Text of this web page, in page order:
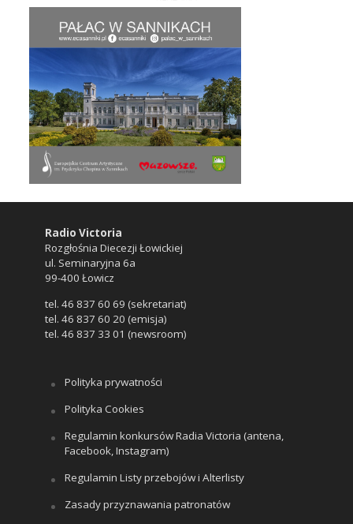
Radio Victoria
Rozgłośnia Diecezji Łowickiej
ul. Seminaryjna 6a
99-400 Łowicz
tel. 46 837 60 69 (sekretariat)
tel. 46 837 60 20 (emisja)
tel. 46 837 33 01 (newsroom)
Polityka prywatności
Polityka Cookies
Regulamin konkursów Radia Victoria (antena,
Facebook, Instagram)
Regulamin Listy przebojów i Alterlisty
Zasady przyznawania patronatów